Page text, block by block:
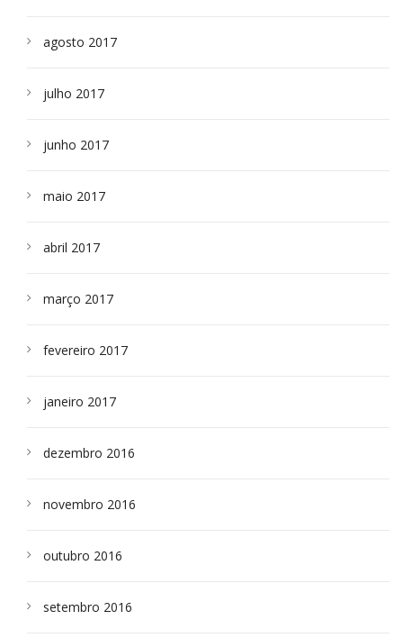
agosto 2017
julho 2017
junho 2017
maio 2017
abril 2017
março 2017
fevereiro 2017
janeiro 2017
dezembro 2016
novembro 2016
outubro 2016
setembro 2016